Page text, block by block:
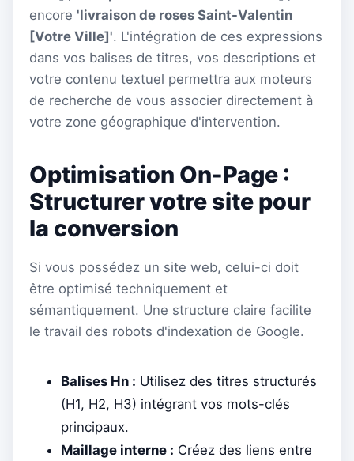
encore 'livraison de roses Saint-Valentin
[Votre Ville]'. L'intégration de ces expressions
dans vos balises de titres, vos descriptions et
votre contenu textuel permettra aux moteurs
de recherche de vous associer directement à
votre zone géographique d'intervention.
Optimisation On-Page :
Structurer votre site pour
la conversion
Si vous possédez un site web, celui-ci doit
être optimisé techniquement et
sémantiquement. Une structure claire facilite
le travail des robots d'indexation de Google.
Balises Hn : Utilisez des titres structurés
(H1, H2, H3) intégrant vos mots-clés
principaux.
Maillage interne : Créez des liens entre